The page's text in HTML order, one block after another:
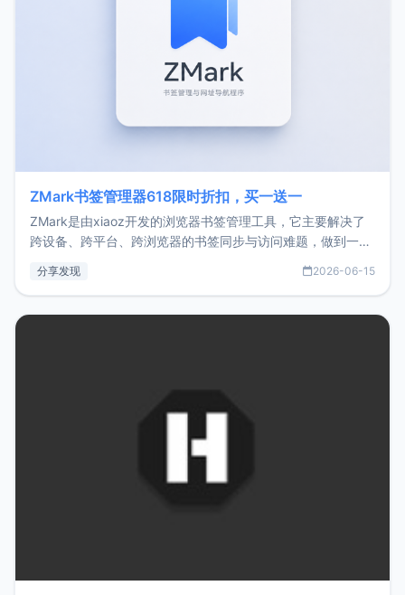
ZMark书签管理器618限时折扣，买一送一
ZMark是由xiaoz开发的浏览器书签管理工具，它主要解决了
跨设备、跨平台、跨浏览器的书签同步与访问难题，做到一处
用，让管理更高效。ZMark官网地址：
分享发现 2026-06-15